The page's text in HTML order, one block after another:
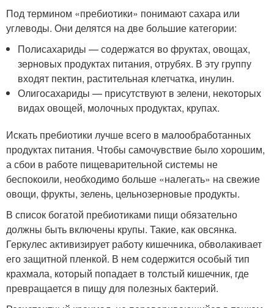
Под термином «пребиотики» понимают сахара или
углеводы. Они делятся на две большие категории:
Полисахариды — содержатся во фруктах, овощах,
зерновых продуктах питания, отрубях. В эту группу
входят пектин, растительная клетчатка, инулин.
Олигосахариды — присутствуют в зелени, некоторых
видах овощей, молочных продуктах, крупах.
Искать пребиотики лучше всего в малообработанных
продуктах питания. Чтобы самочувствие было хорошим,
а сбои в работе пищеварительной системы не
беспокоили, необходимо больше «налегать» на свежие
овощи, фрукты, зелень, цельнозерновые продукты.
В список богатой пребиотиками пищи обязательно
должны быть включены крупы. Такие, как овсянка.
Геркулес активизирует работу кишечника, обволакивает
его защитной пленкой. В нем содержится особый тип
крахмала, который попадает в толстый кишечник, где
превращается в пищу для полезных бактерий.